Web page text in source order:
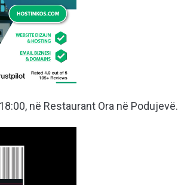
në Restaurant Ora në Podujevë.